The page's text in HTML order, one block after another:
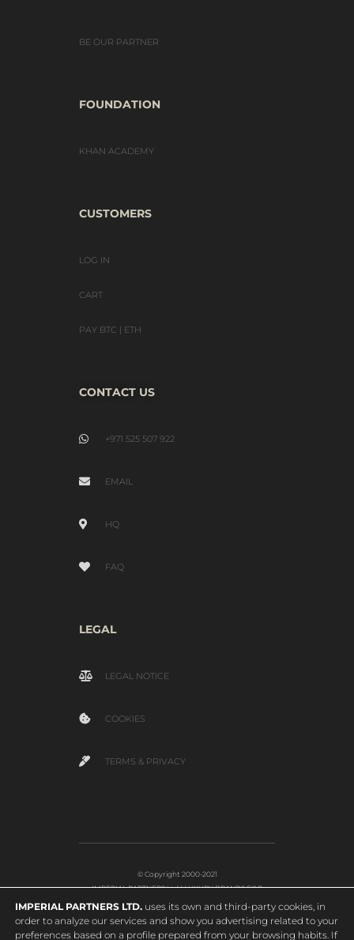
BE OUR PARTNER
FOUNDATION
KHAN ACADEMY
CUSTOMERS
LOG IN
CART
PAY BTC | ETH
CONTACT US
+971 525 507 922
EMAIL
HQ
FAQ
LEGAL
LEGAL NOTICE
COOKIES
TERMS & PRIVACY
© Copyright 2000-2021
IMPERIAL PARTNERS Ltd | LUXURY BRANDS FOR
EDUCATION
IMPERIAL PARTNERS LTD. uses its own and third-party cookies, in
order to analyze our services and show you advertising related to your
preferences based on a profile prepared from your browsing habits. If